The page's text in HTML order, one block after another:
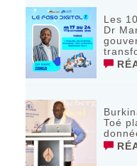
Les
Dr
Toé